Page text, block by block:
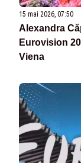
15 mai 2026, 07:50
Alexandra
Eurovision
Viena